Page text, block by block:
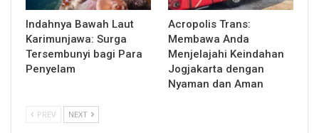
Indahnya Bawah Laut
Karimunjawa: Surga
Tersembunyi bagi Para
Penyelam
Acropolis Trans:
Membawa Anda
Menjelajahi Keindahan
Jogjakarta dengan
Nyaman dan Aman
PREV NEXT